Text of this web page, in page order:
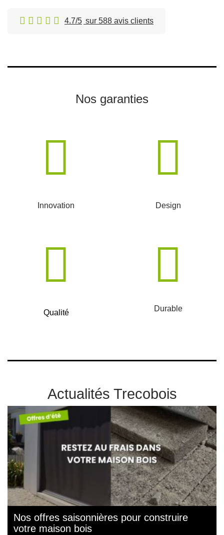
4.7/5 sur 588 avis clients
Nos garanties
Innovation Design
Qualité Durable
Actualités Trecobois
Nos offres saisonnières pour construire
votre maison bois